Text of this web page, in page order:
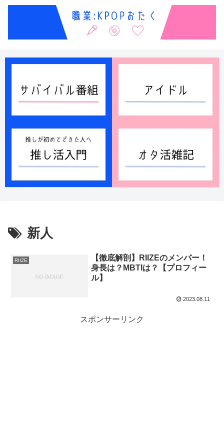
新人
RIIZE
【徹底解剖】RIIZEのメンバー！
身長は？MBTIは？【プロフィー
ル】
2023.08.11
スポンサーリンク